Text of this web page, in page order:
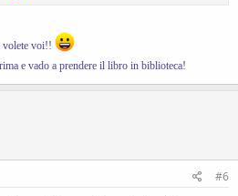
volete voi!!
e vado a prendere il libro in biblioteca!
#6